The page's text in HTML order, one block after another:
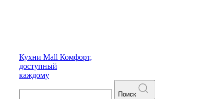
Кухни Mall Комфорт,
доступный
каждому
Поиск